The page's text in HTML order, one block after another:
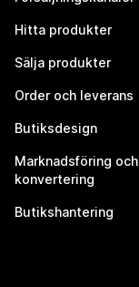
Hitta produkter
Sälja produkter
Order och leverans
Butiksdesign
Marknadsföring och
konvertering
Butikshantering